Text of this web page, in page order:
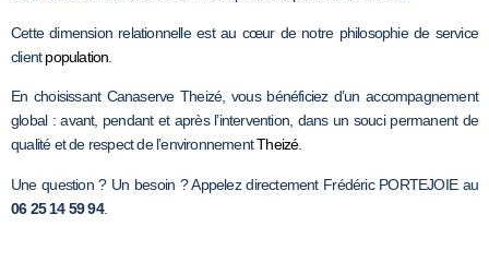
Cette dimension relationnelle est au cœur de notre philosophie de service
clientpopulation
En choisissant Canaserve Theizé, vous bénéficiez d’un accompagnement
global : avant, pendant et après l’intervention, dans un souci permanent de
qualité et de respect de l’environnementTheizé.
Une question ? Un besoin ? Appelez directement Frédéric PORTEJOIE au
06 25 14 59 94.